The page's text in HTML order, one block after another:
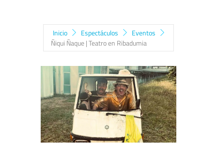
Inicio Espectáculos
Eventos
Ñiqui Ñaque | Teatro en Ribadumia